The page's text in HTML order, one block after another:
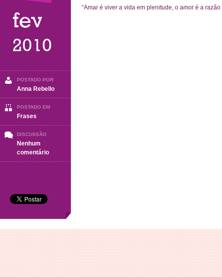
fev
2010
POSTADO POR
Anna Rebello
POSTADO EM
Frases
DISCUSSÃO
Nenhum
comentárioem
FRASE
“Amar é viver a vida em plenitude, o amor é a razão